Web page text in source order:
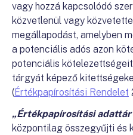
vagy hozzá kapcsolódó
közvetlenül vagy
megállapodást, amelyben
a potenciális adós azon
potenciális
tárgyát képező
(Értékpapírosítási Rendelet
„Értékpapírosítási
központilag összegyűjti és